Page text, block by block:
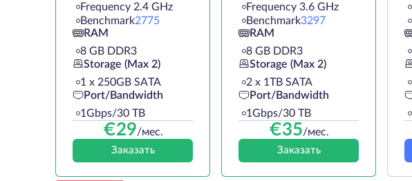
Frequency 2.4 GHz
Benchmark2775
RAM
8 GB DDR3
Storage (Max 2)
1 х 250GB SATA
Port/Bandwidth
1Gbps/30 TB
€29/мес.
Заказать
Frequency 3.6 GHz
Benchmark3297
RAM
8 GB DDR3
Storage (Max 2)
2 х 1TB SATA
Port/Bandwidth
1Gbps/30 TB
€35/мес.
Заказать